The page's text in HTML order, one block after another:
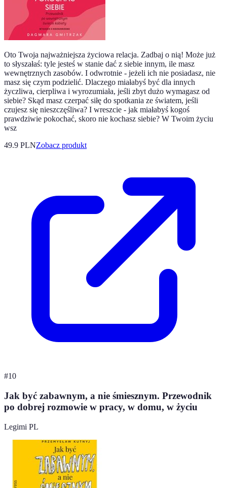
Oto Twoja najważniejsza życiowa relacja. Zadbaj o nią! Może już
to słyszałaś: tyle jesteś w stanie dać z siebie innym, ile masz
wewnętrznych zasobów. I odwrotnie - jeżeli ich nie posiadasz, nie
masz się czym podzielić. Dlaczego miałabyś być dla innych
życzliwa, cierpliwa i wyrozumiała, jeśli zbyt dużo wymagasz od
siebie? Skąd masz czerpać siłę do spotkania ze światem, jeśli
czujesz się nieszczęśliwa? I wreszcie - jak miałabyś kogoś
prawdziwie pokochać, skoro nie kochasz siebie? W Twoim życiu
wsz
49.9 PLNZobacz produkt
#10
Jak być zabawnym, a nie śmiesznym. Przewodnik
po dobrej rozmowie w pracy, w domu, w życiu
Legimi PL